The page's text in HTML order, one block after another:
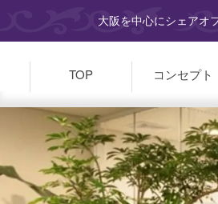
大阪を中心にシェアオ
TOP コンセプト